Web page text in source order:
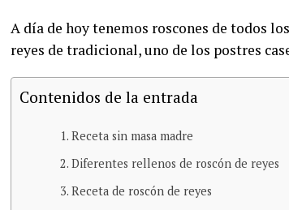
A día de hoy tenemos roscones de todos
reyes de tradicional, uno de los postres
Contenidos de la entrada
Receta sin masa madre
Diferentes rellenos de roscón de reyes
Receta de roscón de reyes